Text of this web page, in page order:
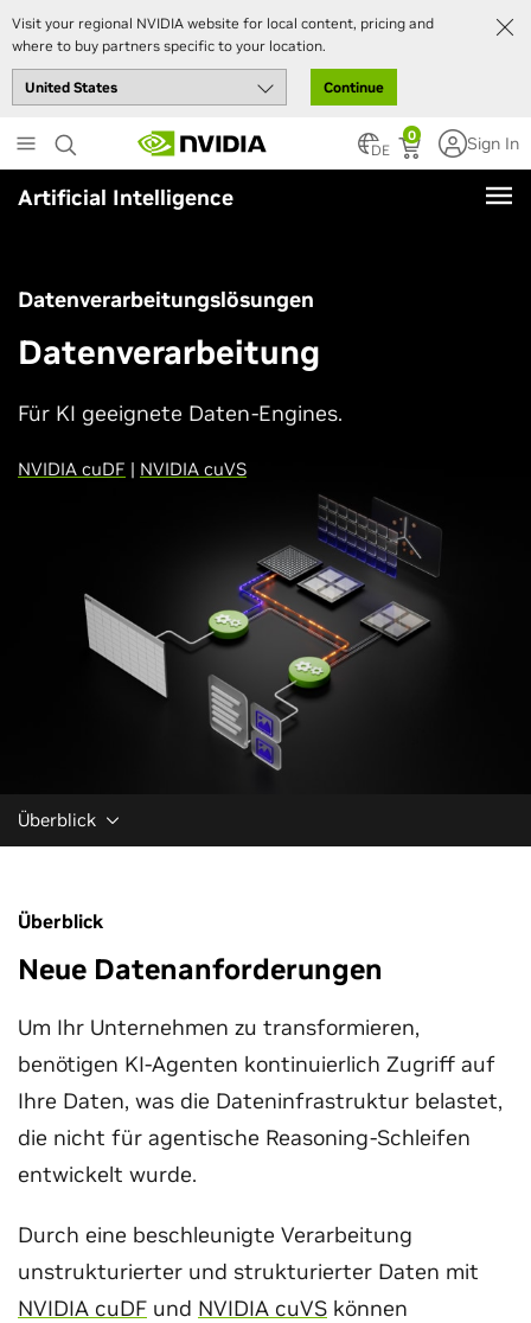
Visit your regional NVIDIA website for local content, pricing and
where to buy partners specific to your location.
Continue
to
main
content
0
DE Sign In
Artificial Intelligence
Datenverarbeitungslösungen
Datenverarbeitung
Für KI geeignete Daten-Engines.
NVIDIA cuDF | NVIDIA cuVS
Überblick
Überblick
Neue Datenanforderungen
Um Ihr Unternehmen zu transformieren,
benötigen KI-Agenten kontinuierlich Zugriff auf
Ihre Daten, was die Dateninfrastruktur belastet,
die nicht für agentische Reasoning-Schleifen
entwickelt wurde.
Durch eine beschleunigte Verarbeitung
unstrukturierter und strukturierter Daten mit
NVIDIA cuDF und NVIDIA cuVS können